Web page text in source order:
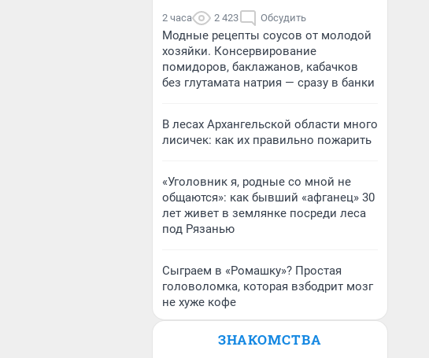
2 часа 2 423 Обсудить
Модные рецепты соусов от молодой
хозяйки. Консервирование
помидоров, баклажанов, кабачков
без глутамата натрия — сразу в банки
В лесах Архангельской области много
лисичек: как их правильно пожарить
«Уголовник я, родные со мной не
общаются»: как бывший «афганец» 30
лет живет в землянке посреди леса
под Рязанью
Сыграем в «Ромашку»? Простая
головоломка, которая взбодрит мозг
не хуже кофе
ЗНАКОМСТВА